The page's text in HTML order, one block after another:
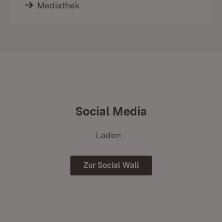
Mediathek
Social Media
Laden...
Zur Social Wall